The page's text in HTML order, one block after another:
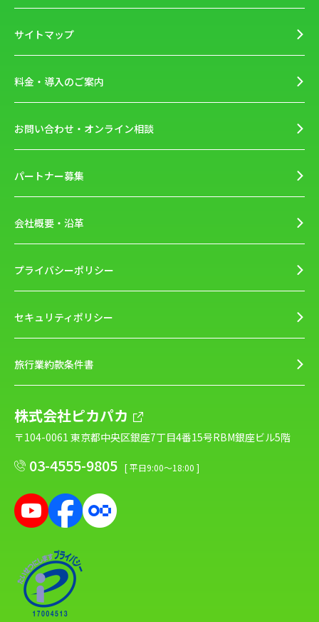
サイトマップ
料金・導入のご案内
お問い合わせ・オンライン相談
パートナー募集
会社概要・沿革
プライバシーポリシー
セキュリティポリシー
旅行業約款条件書
株式会社ピカパカ
〒104-0061 東京都中央区銀座7丁目4番15号RBM銀座ビル5階
03-4555-9805 [ 平日9:00～18:00 ]